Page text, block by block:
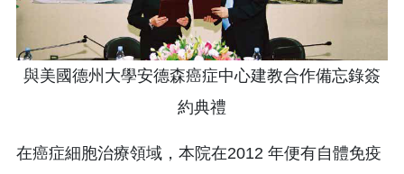
與美國德州大學安德森癌症中心建教合作備忘錄簽
約典禮
在癌症細胞治療領域，本院在2012 年便有自體免疫